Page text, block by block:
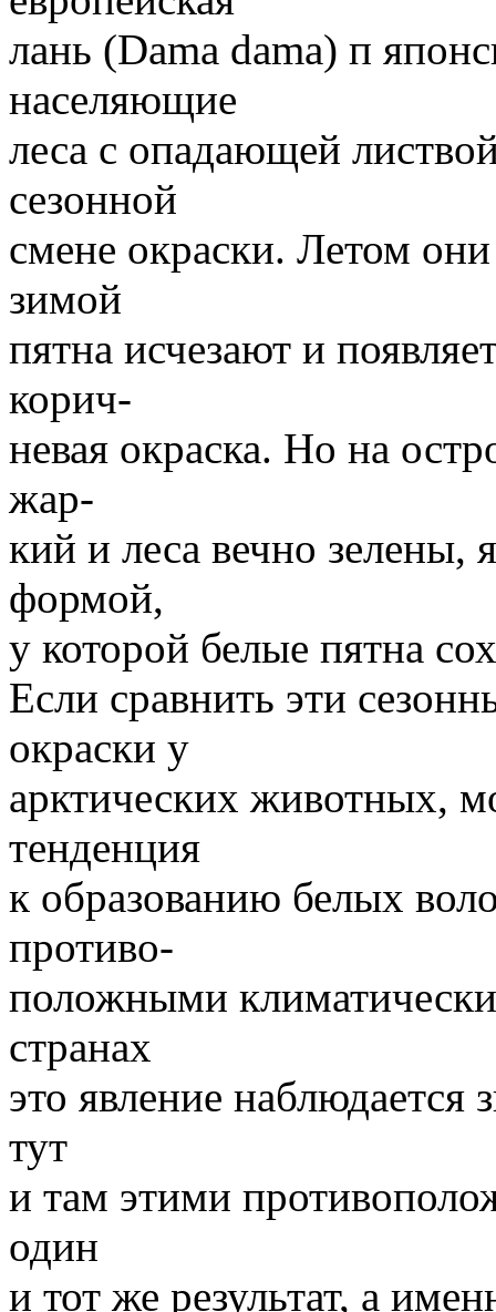
лань (Dama dama) п
населяющие
леса с опадающей
сезонной
смене окраски. Летом
зимой
пятна исчезают и
корич-
невая окраска. Но на
жар-
кий и леса вечно зелены,
формой,
у которой белые пятна
Если сравнить эти
окраски у
арктических животных,
тенденция
к образованию белых
противо-
положными
странах
это явление
тут
и там этими
один
и тот же результат, а